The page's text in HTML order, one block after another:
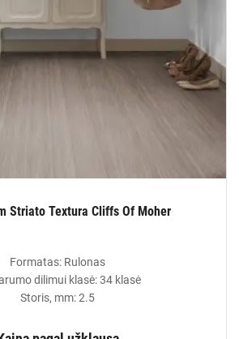
Striato Textura Cliffs Of Moher
Formatas: Rulonas
dilimui klasė: 34 klasė
Storis, mm: 2.5